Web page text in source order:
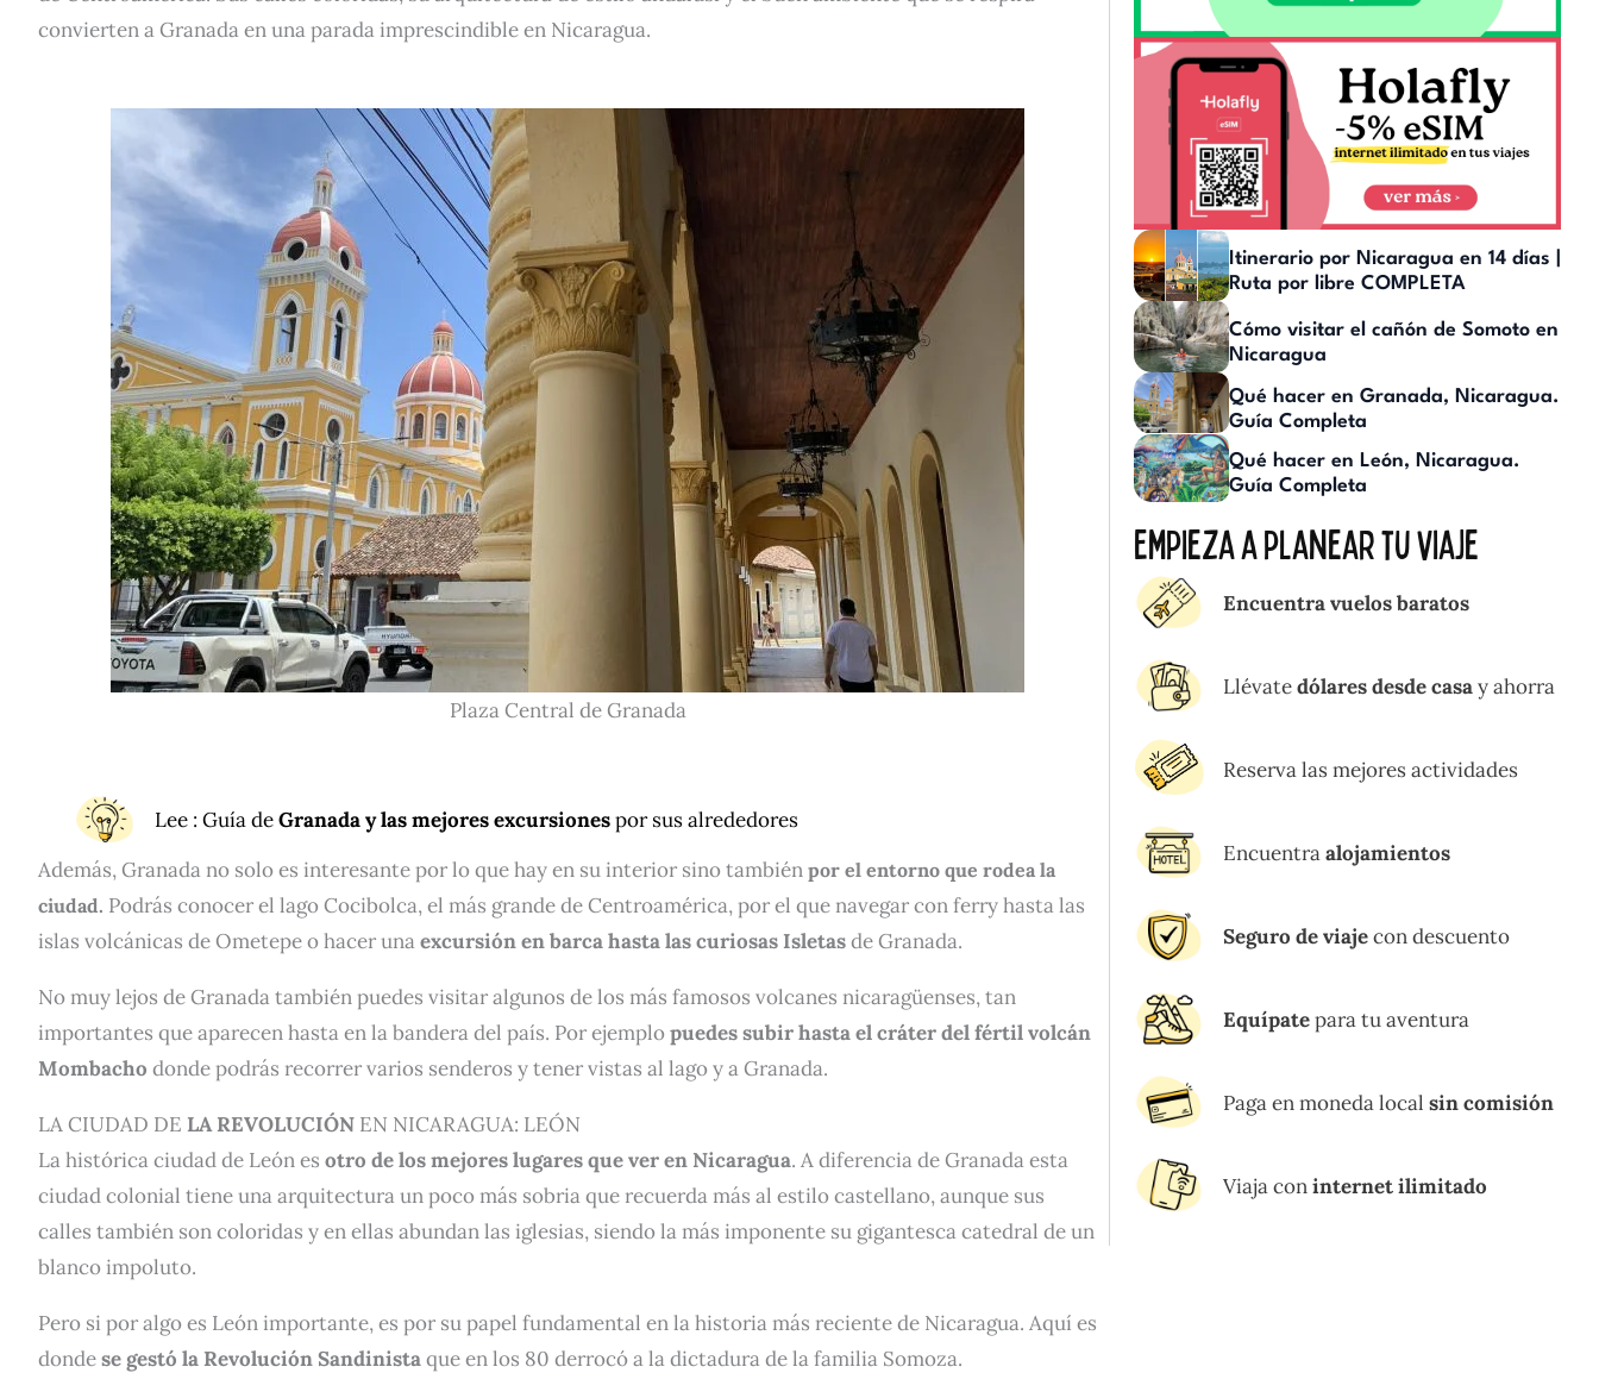
convierten a Granada en una parada imprescindible en Nicaragua.
Plaza Central de Granada
Lee : Guía deGranada y las mejores excursionespor sus alrededores
Además, Granada no solo es interesante por lo que hay en su interior sino también por el entorno que rodea la
ciudad. Podrás conocer el lago Cocibolca, el más grande de Centroamérica, por el que navegar con ferry hasta las
islas volcánicas de Ometepe o hacer unaexcursión en barca hasta las curiosas Isletasde Granada.
No muy lejos de Granada también puedes visitar algunos de los más famosos volcanes nicaragüenses, tan
importantes que aparecen hasta en la bandera del país. Por ejemplopuedes subir hasta el cráter del fértil volcán
Mombacho donde podrás recorrer varios senderos y tener vistas al lago y a Granada.
LA CIUDAD DE LA REVOLUCIÓN EN NICARAGUA: LEÓN
La histórica ciudad de León es otro de los mejores lugares que ver en Nicaragua. A diferencia de Granada esta
ciudad colonial tiene una arquitectura un poco más sobria que recuerda más al estilo castellano, aunque sus
calles también son coloridas y en ellas abundan las iglesias, siendo la más imponente su gigantesca catedral de un
blanco impoluto.
Pero si por algo es León importante, es por su papel fundamental en la historia más reciente de Nicaragua. Aquí es
dondese gestó la Revolución Sandinistaque en los 80 derrocó a la dictadura de la familia Somoza.
Itinerario por Nicaragua en 14 días |
Ruta por libre COMPLETA
Cómo visitar el cañón de Somoto en
Nicaragua
Qué hacer en Granada, Nicaragua.
Guía Completa
Qué hacer en León, Nicaragua.
Guía Completa
Empieza a planear tu viaje
Encuentra vuelos baratos
Llévatedólares desde casay ahorra
Reserva las mejores actividades
Encuentraalojamientos
Seguro de viajecon descuento
Equípatepara tu aventura
Paga en moneda local sin comisión
Viaja coninternet ilimitado